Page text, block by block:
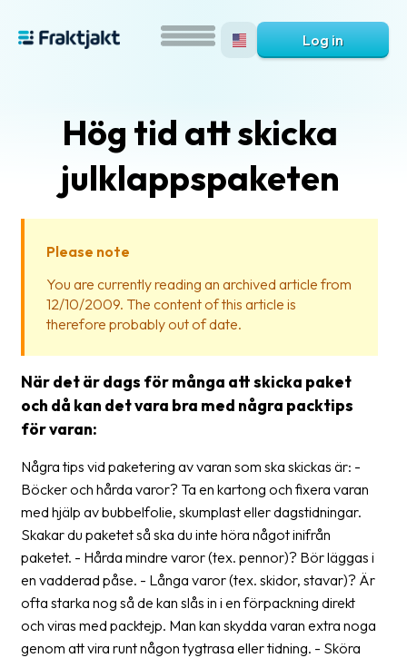
is
Fraktjakt?
Help?
FAQ
Glossary
Packing
Shipping
documents
Printer
settings
Customs
declarations
Log in
Hög tid att skicka
julklappspaketen
Please note
You are currently reading an archived article from
12/10/2009. The content of this article is
therefore probably out of date.
När det är dags för många att skicka paket
och då kan det vara bra med några packtips
för varan:
Några tips vid paketering av varan som ska skickas är: -
Böcker och hårda varor? Ta en kartong och fixera varan
med hjälp av bubbelfolie, skumplast eller dagstidningar.
Skakar du paketet så ska du inte höra något inifrån
paketet. - Hårda mindre varor (tex. pennor)? Bör läggas i
en vadderad påse. - Långa varor (tex. skidor, stavar)? Är
ofta starka nog så de kan slås in i en förpackning direkt
och viras med packtejp. Man kan skydda varan extra noga
genom att vira runt någon tygtrasa eller tidning. - Sköra